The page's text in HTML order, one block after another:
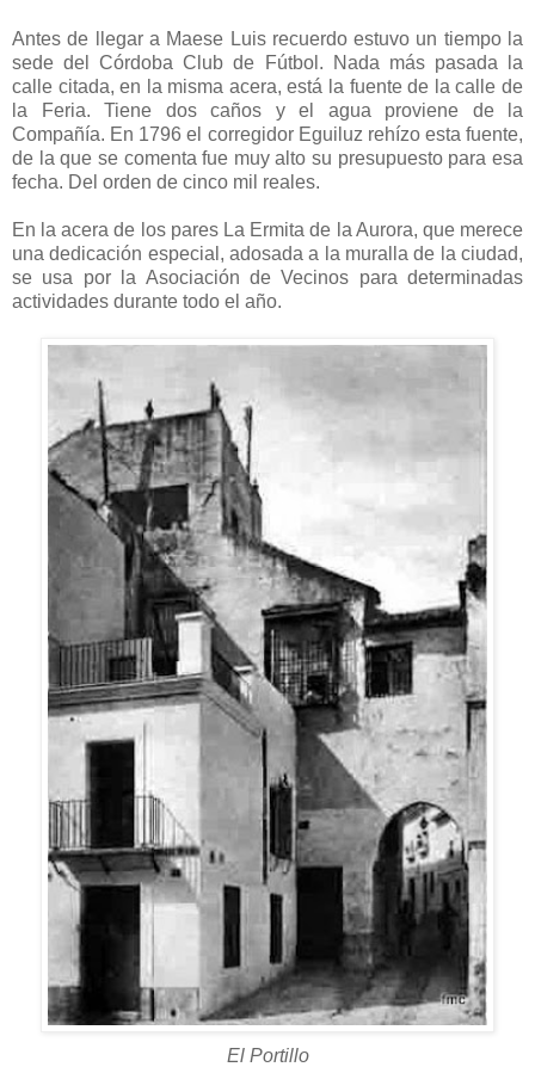
Antes de llegar a Maese Luis recuerdo estuvo un tiempo la
sede del Córdoba Club de Fútbol. Nada más pasada la
calle citada, en la misma acera, está la fuente de la calle de
la Feria. Tiene dos caños y el agua proviene de la
Compañía. En 1796 el corregidor Eguiluz rehízo esta fuente,
de la que se comenta fue muy alto su presupuesto para esa
fecha. Del orden de cinco mil reales.
En la acera de los pares La Ermita de la Aurora, que merece
una dedicación especial, adosada a la muralla de la ciudad,
se usa por la Asociación de Vecinos para determinadas
actividades durante todo el año.
El Portillo